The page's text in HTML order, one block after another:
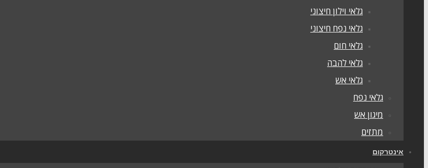
גלאי וילון חיצוני
גלאי נפח חיצוני
גלאי חום
גלאי להבה
גלאי אש
גלאי נפח
מיגון אש
מתזים
אינטרקום